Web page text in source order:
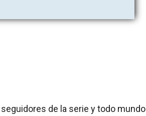
de la serie y todo mundo